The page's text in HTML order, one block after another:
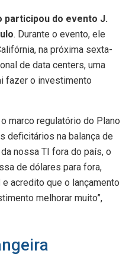
participou do evento J.
. Durante o evento, ele
na próxima sexta-
de data centers, uma
fazer o investimento
marco regulatório do Plano
deficitários na balança de
nossa TI fora do país, o
de dólares para fora,
acredito que o lançamento
melhorar muito”,